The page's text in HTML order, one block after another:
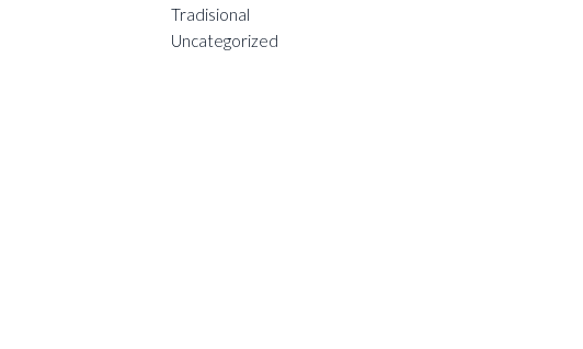
Tradisional
Uncategorized